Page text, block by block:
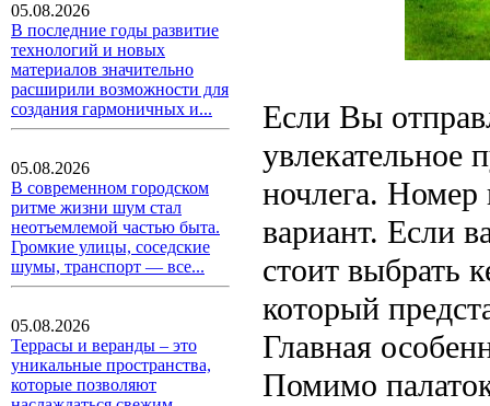
05.08.2026
В последние годы развитие
технологий и новых
материалов значительно
расширили возможности для
создания гармоничных и...
05.08.2026
В современном городском
ритме жизни шум стал
неотъемлемой частью быта.
Громкие улицы, соседские
шумы, транспорт — все...
05.08.2026
Террасы и веранды – это
уникальные пространства,
которые позволяют
Если Вы
увлекательное
ночлега.
вариант. Если
стоит выбрать
который
Главная
Помимо